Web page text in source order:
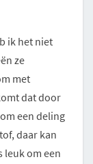
ik het niet
ze
met
dat door
een deling
daar kan
leuk om een